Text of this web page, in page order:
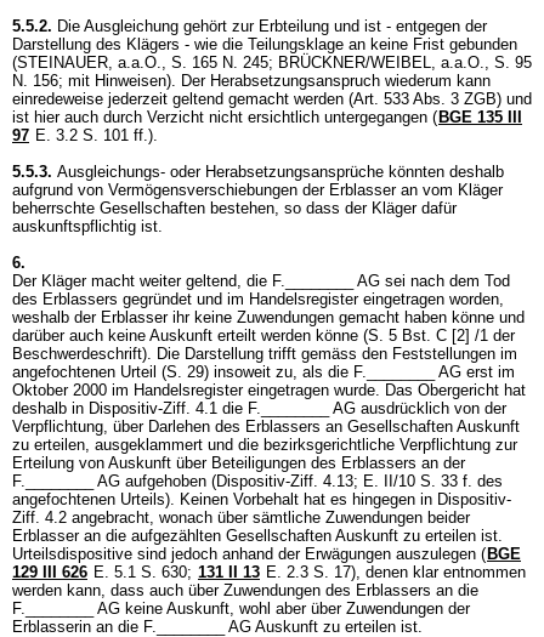
5.5.2. Die Ausgleichung gehört zur Erbteilung und ist - entgegen der
Darstellung des Klägers - wie die Teilungsklage an keine Frist gebunden
(STEINAUER, a.a.O., S. 165 N. 245; BRÜCKNER/WEIBEL, a.a.O., S. 95
N. 156; mit Hinweisen). Der Herabsetzungsanspruch wiederum kann
einredeweise jederzeit geltend gemacht werden (Art. 533 Abs. 3 ZGB) und
ist hier auch durch Verzicht nicht ersichtlich untergegangen ( BGE 135 III
97 E. 3.2 S. 101 ff.).
5.5.3. Ausgleichungs- oder Herabsetzungsansprüche könnten deshalb
aufgrund von Vermögensverschiebungen der Erblasser an vom Kläger
beherrschte Gesellschaften bestehen, so dass der Kläger dafür
auskunftspflichtig ist.
6.
Der Kläger macht weiter geltend, die F.________ AG sei nach dem Tod
des Erblassers gegründet und im Handelsregister eingetragen worden,
weshalb der Erblasser ihr keine Zuwendungen gemacht haben könne und
darüber auch keine Auskunft erteilt werden könne (S. 5 Bst. C [2] /1 der
Beschwerdeschrift). Die Darstellung trifft gemäss den Feststellungen im
angefochtenen Urteil (S. 29) insoweit zu, als die F.________ AG erst im
Oktober 2000 im Handelsregister eingetragen wurde. Das Obergericht hat
deshalb in Dispositiv-Ziff. 4.1 die F.________ AG ausdrücklich von der
Verpflichtung, über Darlehen des Erblassers an Gesellschaften Auskunft
zu erteilen, ausgeklammert und die bezirksgerichtliche Verpflichtung zur
Erteilung von Auskunft über Beteiligungen des Erblassers an der
F.________ AG aufgehoben (Dispositiv-Ziff. 4.13; E. II/10 S. 33 f. des
angefochtenen Urteils). Keinen Vorbehalt hat es hingegen in Dispositiv-
Ziff. 4.2 angebracht, wonach über sämtliche Zuwendungen beider
Erblasser an die aufgezählten Gesellschaften Auskunft zu erteilen ist.
Urteilsdispositive sind jedoch anhand der Erwägungen auszulegen ( BGE
129 III 626 E. 5.1 S. 630; 131 II 13 E. 2.3 S. 17), denen klar entnommen
werden kann, dass auch über Zuwendungen des Erblassers an die
F.________ AG keine Auskunft, wohl aber über Zuwendungen der
Erblasserin an die F.________ AG Auskunft zu erteilen ist.